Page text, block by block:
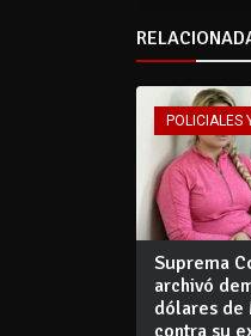
POLICIALES
Suprema
archivó
dólares de
contra su